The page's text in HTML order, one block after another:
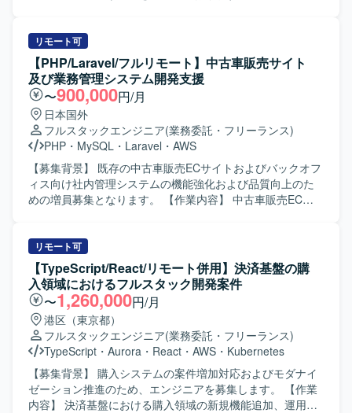
ーキテクチャ設計から実装まで広い裁量を持って関わるこ
とができます。 DDDやクリーンアーキテクチャを実践しな
がら、チームの技術力向上や開発プロセス改善に直接影響
を与えられるポジションです。 【開発環境】 開発言語は
PHP8系を使用します。 フレームワークはLaravel11系を使
用します。 既存Webアプリケーションは
PHP5.6（CakePHP2、FuelPHP1.8）で構築されています。
データベースはMySQL5.7系を使用します。 インフラは
AWSおよびDockerを利用します。 バージョン管理はGitお
よびGitHubを使用します。 CI/CDはGitHub Actionsを使用し
ます。 ローカル開発環境はDockerおよびDocker Compose
定義から設計、開発、運用保守まで一貫してご対応いただ
きます。決済機能に関する方向性の選定など上流工程から
参画していただきます。 【求める人物像】 決済機能開発に
関する知見を生かして現場をリードいただける方を求めて
おります。関係部署との折衝を円滑に進められるコミュニ
ケーション力をお持ちの方、AIコーディングなど新しい開
発手法にも前向きに取り組んでいただける方を歓迎いたし
ます。 【ポジションの魅力】 自社サービスに深く関わりな
がら、上流工程から運用保守まで一気通貫で携わることが
できます。決済領域における専門性を高めつつ、AI駆動開
発など新しい技術要素にも触れられる環境です。既に複数
CodeIgniter, AWS, MySQL, Cursor(AI駆動開発)を用いた環
境での開発となります。
リモート可
【PHP/Laravel/フルリモート】中古車販売サイト
及び業務管理システム開発支援
〜900,000円/月
日本国外
フルスタックエンジニア(業務委託・フリーランス)
PHP ・ MySQL ・ Laravel ・ AWS
【募集背景】 既存の中古車販売ECサイトおよびバックオフ
ィス向け社内管理システムの機能強化および品質向上のた
めの増員募集となります。 【作業内容】 中古車販売ECサ
対応を行っていただきます。 バックエンドおよびフロント
エンドの設計（テスト設計を含みます）、開発、テスト、
リリースまで一貫してご担当いただきます。 あわせて、コ
ードレビューおよびテスト仕様書レビューを実施していた
だきます。 非IT部門のビジネスユーザーと連携し、開発す
る機能の仕様策定を行っていただきます。 チケット管理を
通じた開発メンバーの進捗管理およびビジネスサイドへの
進捗報告もお任せいたします。 【求める人物像】 スピード
よりも品質を重視して開発を進められる方を求めておりま
す。 チームメンバーやビジネスユーザーと積極的にコミュ
ニケーションを取りながら、自律的に課題解決に取り組め
リモート可
【TypeScript/React/リモート併用】決済基盤の購
入領域におけるフルスタック開発案件
〜1,260,000円/月
港区（東京都）
フルスタックエンジニア(業務委託・フリーランス)
TypeScript ・ Aurora ・ React ・ AWS ・ Kubernetes
【募集背景】 購入システムの案件増加対応およびモダナイ
ゼーション推進のため、エンジニアを募集します。 【作業
内容】 決済基盤における購入領域の新規機能追加、運用保